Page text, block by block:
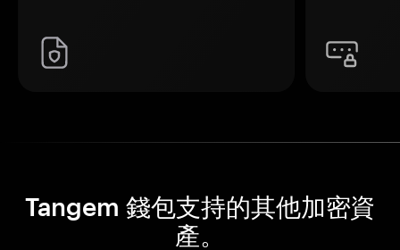
Tangem 錢包支持的其他加密資
產。